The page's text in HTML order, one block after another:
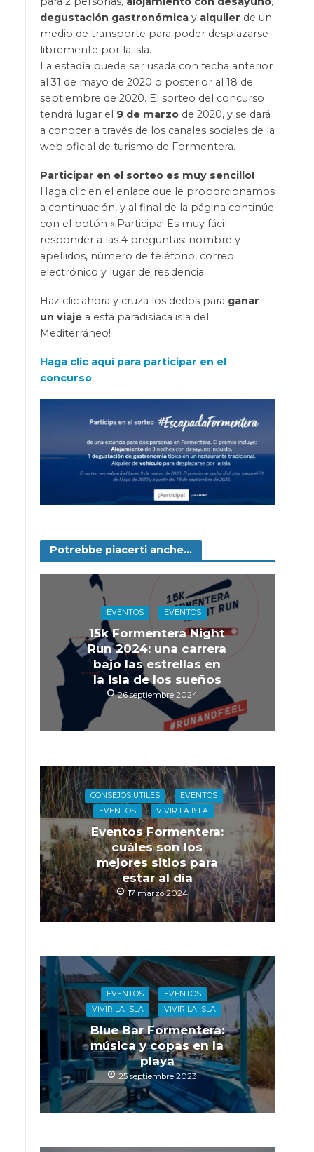
degustación gastronómicay alquiler de un
medio de transporte para poder desplazarse
libremente por la isla.
La estadía puede ser usada con fecha anterior
al 31 de mayo de 2020 o posterior al 18 de
septiembre de 2020. El sorteo del concurso
tendrá lugar el 9 de marzode 2020, y se dará
a conocer a través de los canales sociales de la
web oficial de turismo de Formentera.
Participar en el sorteo es muy sencillo!
Haga clic en el enlace que le proporcionamos
a continuación, y al final de la página continúe
con el botón «¡Participa! Es muy fácil
responder a las 4 preguntas: nombre y
apellidos, número de teléfono, correo
electrónico y lugar de residencia.
Haz clic ahora y cruza los dedos para ganar
un viajea esta paradisíaca isla del
Mediterráneo!
Haga clic aquí para participar en el
concurso
Potrebbe piacerti anche...
EVENTOS EVENTOS
15k Formentera Night
Run 2024: una carrera
bajo las estrellas en
la isla de los sueños
26 septiembre 2024
CONSEJOS UTILES
EVENTOS
EVENTOS
VIVIR LA ISLA
Eventos Formentera:
cuáles son los
mejores sitios para
estar al día
17 marzo 2024
EVENTOS
EVENTOS
VIVIR LA ISLA
VIVIR LA ISLA
Blue Bar Formentera:
música y copas en la
playa
25 septiembre 2023